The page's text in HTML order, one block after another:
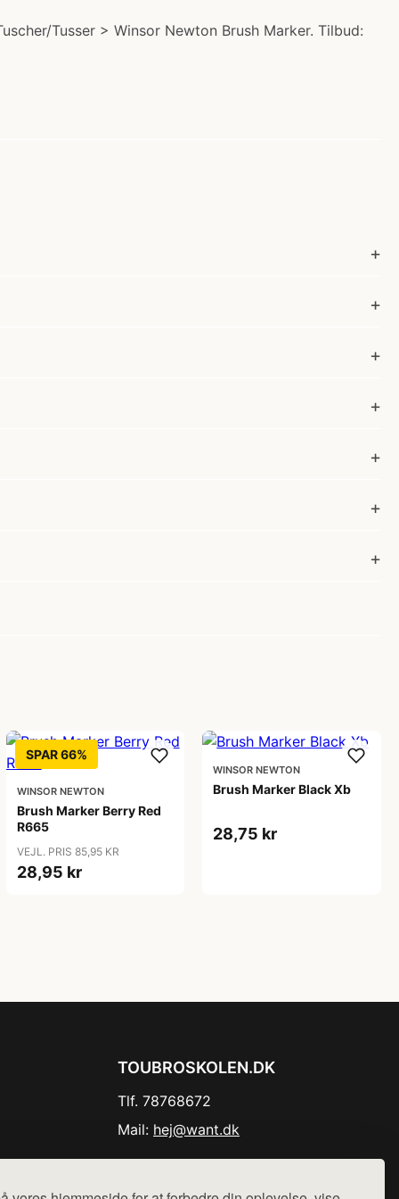
Tusser > Winsor Newton Brush Marker. Tilbud:
SPAR 66%
WINSOR NEWTON
Brush Marker Berry Red
R665
VEJL. PRIS 85,95 KR
28,95 kr
WINSOR NEWTON
Brush Marker Black Xb
28,75 kr
TOUBROSKOLEN.DK
Tlf. 78768672
Mail: hej@want.dk